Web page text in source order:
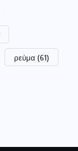
ρεύμα (61)